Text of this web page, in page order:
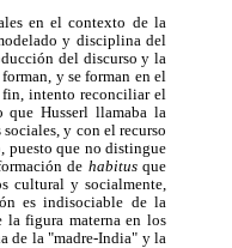
en el contexto de la
y disciplina del
del discurso y la
y se forman en el
intento reconciliar el
Husserl llamaba la
y con el recurso
puesto que no distingue
de habitusque
cultural y socialmente,
es indisociable de la
la figura materna en los
de la "madre-India" y la